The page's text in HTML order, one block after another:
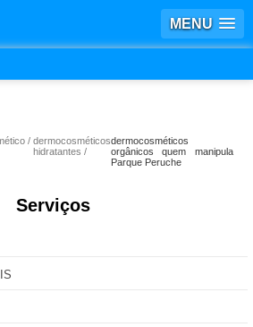
MENU
dermocosméticos
hidratantes
dermocosméticos
orgânicos quem manipula
Parque Peruche
Serviços